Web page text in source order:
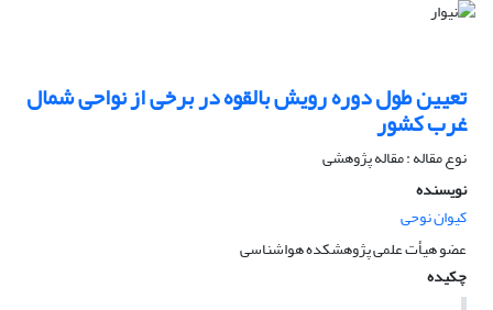
تعیین طول دوره رویش بالقوه در برخی از نواحی شمال
غرب کشور
نوع مقاله : مقاله پژوهشی
نویسنده
کیوان نوحی
عضو هیأت علمی پژوهشکده هواشناسی
چکیده